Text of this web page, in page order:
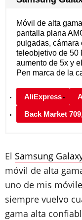
AliExpress
Back Market
Móvil de alta
pantalla plana
pulgadas, cámara
teleobjetivo de 50
aumento de 5x y
Pen marca de la
El Samsung
móvil de alta
uno de mis
siempre vuelvo
gama alta